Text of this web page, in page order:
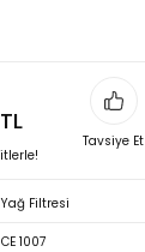
Tavsiye Et
Yağ Filtresi
CE 1007